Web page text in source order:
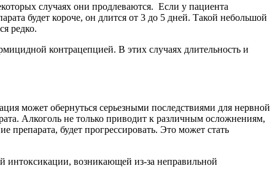
случаях они продлеваются. Если у пациента
будет короче, он длится от 3 до 5 дней. Такой небольшой
редко.
контрацепцией. В этих случаях длительность и
может обернуться серьезными последствиями для нервной
Алкоголь не только приводит к различным осложнениям,
препарата, будет прогрессировать. Это может стать
интоксикации, возникающей из-за неправильной